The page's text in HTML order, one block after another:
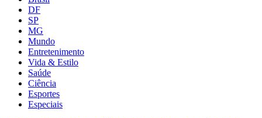
DF
SP
MG
Mundo
Entretenimento
Vida & Estilo
Saúde
Ciência
Esportes
Especiais